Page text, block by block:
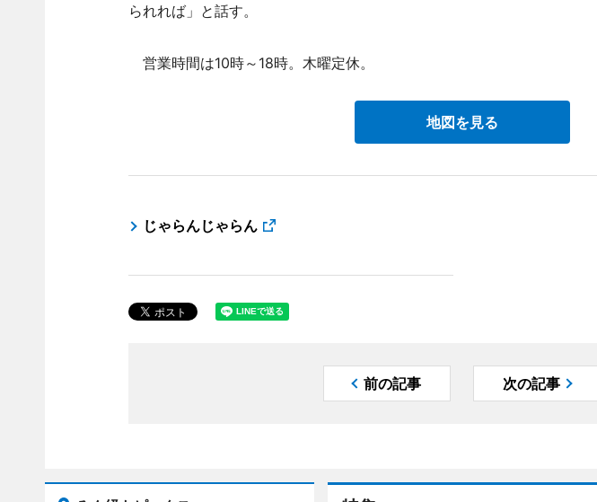
られれば」と話す。
営業時間は10時～18時。木曜定休。
地図を見る
じゃらんじゃらん
前の記事 次の記事